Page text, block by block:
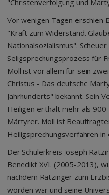
"Christenverfolgung und
Vor wenigen Tagen erschien
"Kraft zum Widerstand.
Nationalsozialismus".
Seligsprechungsprozess für
Moll ist vor allem für sein
Christus - Das deutsche
Jahrhunderts" bekannt. Sein
Heiligen enthält mehr als
Märtyrer. Moll ist
Heiligsprechungsverfahren in
Der Schülerkreis Joseph
Benedikt XVI. (2005-2013),
nachdem Ratzinger zum
worden war und seine